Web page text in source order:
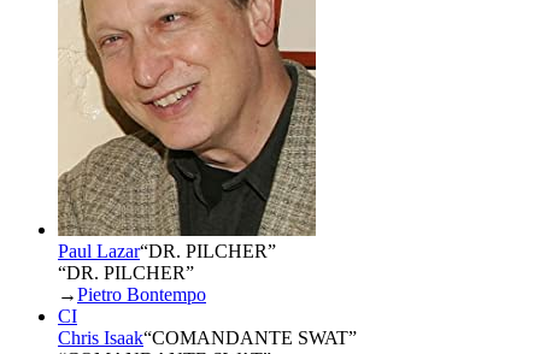
Paul Lazar“DR. PILCHER”
“DR. PILCHER”
→Pietro Bontempo
CI
Chris Isaak“COMANDANTE SWAT”